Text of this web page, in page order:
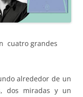
cuatro grandes
alrededor de un
dos miradas y un